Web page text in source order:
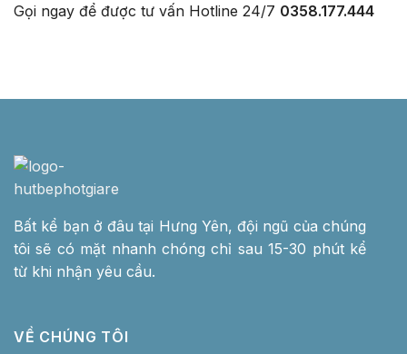
Gọi ngay để được tư vấn Hotline 24/7 0358.177.444
Bất kể bạn ở đâu tại Hưng Yên, đội ngũ của chúng
tôi sẽ có mặt nhanh chóng chỉ sau 15-30 phút kể
từ khi nhận yêu cầu.
VỀ CHÚNG TÔI